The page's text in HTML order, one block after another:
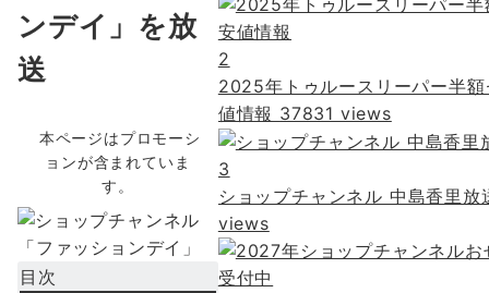
ンデイ」を放
送
本ページはプロモーシ
ョンが含まれていま
す。
目次
2
2025年トゥルースリーパー半
値情報 37831 views
3
ショップチャンネル 中島香里
views